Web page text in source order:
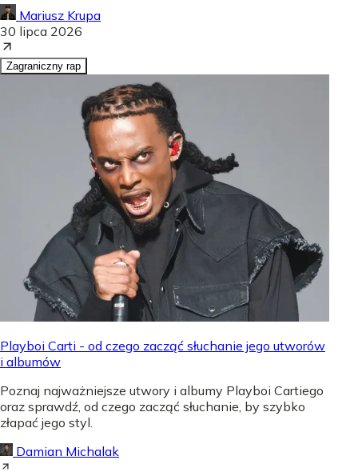
Mariusz Krupa
30 lipca 2026
Zagraniczny rap
Playboi Carti - od czego zacząć słuchanie jego utworów
i albumów
Poznaj najważniejsze utwory i albumy Playboi Cartiego
oraz sprawdź, od czego zacząć słuchanie, by szybko
złapać jego styl.
Damian Michalak